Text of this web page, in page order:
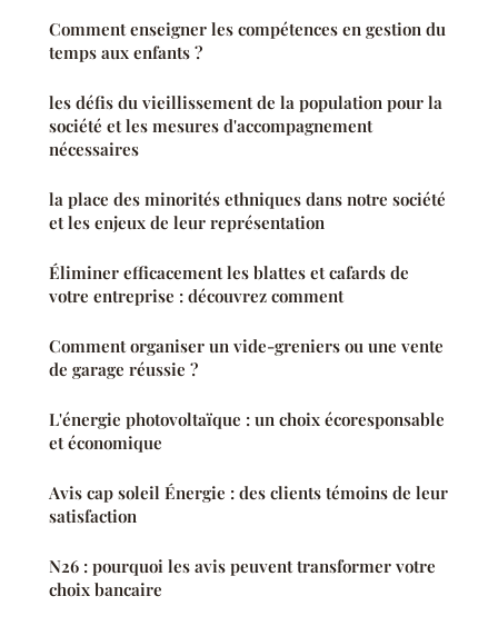
Comment enseigner les compétences en gestion du
temps aux enfants ?
les défis du vieillissement de la population pour la
société et les mesures d'accompagnement
nécessaires
la place des minorités ethniques dans notre société
et les enjeux de leur représentation
Éliminer efficacement les blattes et cafards de
votre entreprise : découvrez comment
Comment organiser un vide-greniers ou une vente
de garage réussie ?
L'énergie photovoltaïque : un choix écoresponsable
et économique
Avis cap soleil Énergie : des clients témoins de leur
satisfaction
N26 : pourquoi les avis peuvent transformer votre
choix bancaire